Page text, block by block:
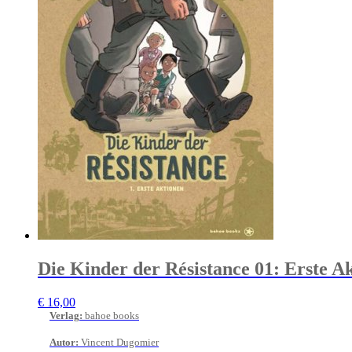
Die Kinder der Résistance 01: Erste
€ 16,00
Verlag: bahoe books
Autor: Vincent Dugomier